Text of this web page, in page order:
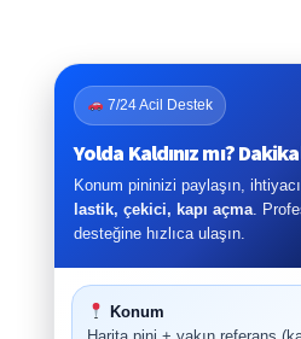
7/24 Acil Destek
Yolda Kaldınız mı?
Konum pininizi paylaşın,
lastik, çekici, kapı açma .
desteğine hızlıca ulaşın.
Konum